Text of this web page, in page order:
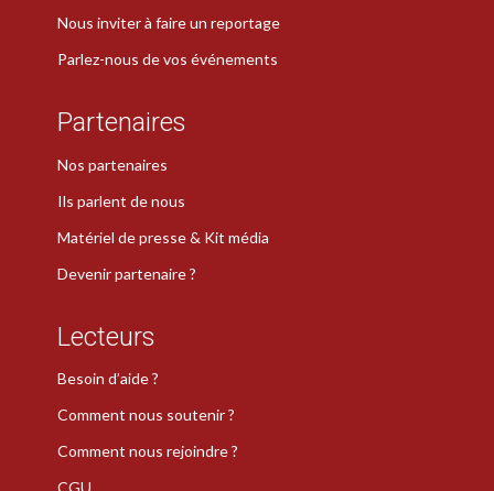
Nous inviter à faire un reportage
Parlez-nous de vos événements
Partenaires
Nos partenaires
Ils parlent de nous
Matériel de presse & Kit média
Devenir partenaire ?
Lecteurs
Besoin d’aide ?
Comment nous soutenir ?
Comment nous rejoindre ?